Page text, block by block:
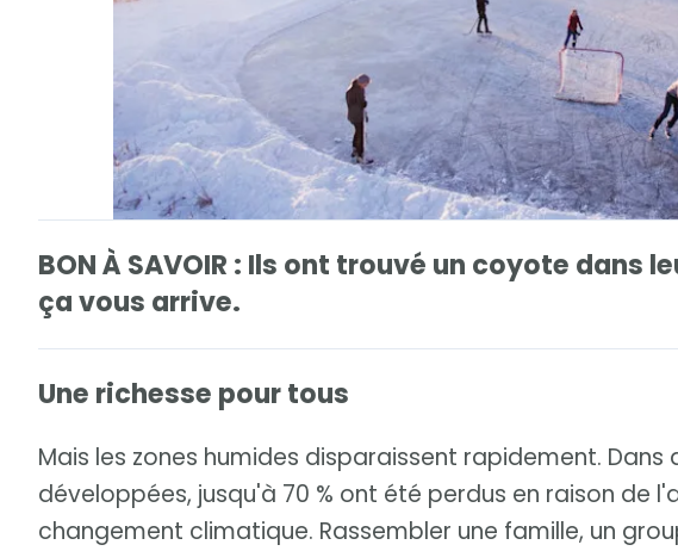
BON À SAVOIR : Ils ont trouvé un coyote dans
ça vous arrive.
Une richesse pour tous
Mais les zones humides disparaissent rapidement. Dans
développées, jusqu'à 70 % ont été perdus en raison de
changement climatique. Rassembler une famille, un